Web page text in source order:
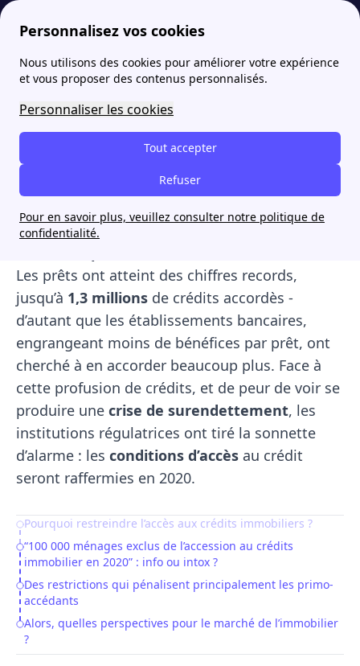
Personnalisez vos cookies
Nous utilisons des cookies pour améliorer votre expérience
et vous proposer des contenus personnalisés.
Personnaliser les cookies
Tout accepter
Refuser
Pour en savoir plus, veuillez consulter notre politique de
confidentialité.
papernest Actualités 2020, année noire pour le crédit immobilier en France ?
2020, année noire pour le
crédit immobilier en
France ?
Ces dernières années, l’accès des particuliers au
crédit immobilier a été grandement facilité par
Les prêts ont atteint des chiffres records,
jusqu’à 1,3 millions de crédits accordès -
d’autant que les établissements bancaires,
engrangeant moins de bénéfices par prêt, ont
cherché à en accorder beaucoup plus. Face à
cette profusion de crédits, et de peur de voir se
produire une crise de surendettement, les
institutions régulatrices ont tiré la sonnette
d’alarme : les conditions d’accès au crédit
seront raffermies en 2020.
Table of Contents
Pourquoi restreindre l’accès aux crédits immobiliers ?
“100 000 ménages exclus de l’accession au crédits
immobilier en 2020” : info ou intox ?
Des restrictions qui pénalisent principalement les primo-
accédants
Alors, quelles perspectives pour le marché de l’immobilier
?